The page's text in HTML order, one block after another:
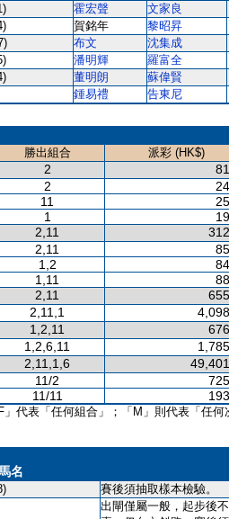
霍宏聲 文家良
賀銘年 黎昭昇
布文 沈集成
潘明輝 羅富全
董明朗 蘇偉賢
鍾易禮
告東尼
勝出組合
派彩 (HK$)
2
2
11
1
2,11
2,11
1,2
1,11
2,11
2,11,1
1,2,11
1,2,6,11
2,11,1,6
11/2
11/11
代表「任何組合」；「M」則代表「任何
名
賽後須抽取樣本檢驗。
出閘僅屬一般，起步後